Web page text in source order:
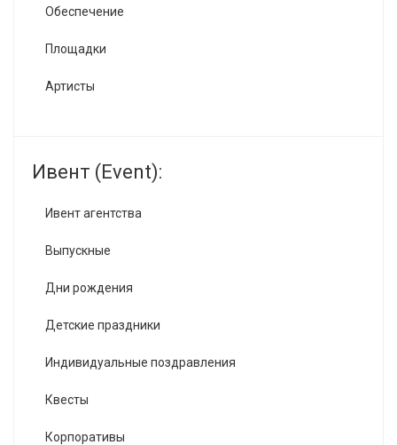
Обеспечение
Площадки
Артисты
Ивент (Event):
Ивент агентства
Выпускные
Дни рождения
Детские праздники
Индивидуальные поздравления
Квесты
Корпоративы